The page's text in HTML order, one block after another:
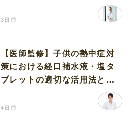
3日前
【医師監修】子供の熱中症対
策における経口補水液・塩タ
ブレットの適切な活用法と水
4日前